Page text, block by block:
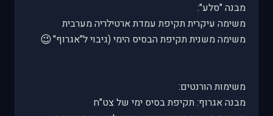
מבנה "סלע":
משימה עיקרית תקיפת עמדת ארטילריה מערבית
משימה משנית תקיפת הבסיס הימי (גיבוי ל"אגרוף"😉
משימות הורנטים:
מבנה אגרוף: תקיפת בסיס ימי של צט"ח